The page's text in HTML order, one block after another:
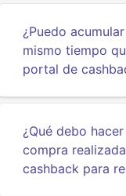
¿Puedo
mismo tiempo
portal de
¿Qué debo
compra
cashback para